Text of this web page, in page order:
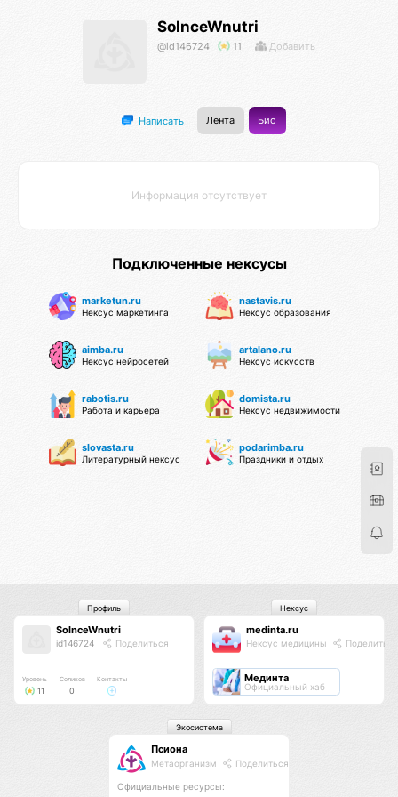
SolnceWnutri
@id146724 11 Добавить
Написать Лента Био
Информация отсутствует
Подключенные нексусы
marketun.ru
Нексус маркетинга
nastavis.ru
Нексус образования
aimba.ru
Нексус нейросетей
artalano.ru
Нексус искусств
rabotis.ru
Работа и карьера
domista.ru
Нексус недвижимости
slovasta.ru
Литературный нексус
podarimba.ru
Праздники и отдых
SolnceWnutri
id146724 Поделиться
Уровень
11
Соликов
0
Контакты
Профиль
medinta.ru
Нексус медицины Поделиться
Мединта
Официальный хаб
Нексус
Псиона
Метаорганизм Поделиться
Официальные ресурсы:
Экосистема